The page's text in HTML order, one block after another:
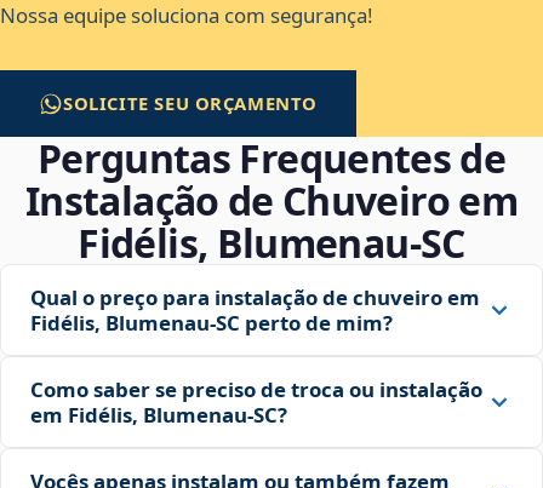
Nossa equipe soluciona com segurança!
SOLICITE SEU ORÇAMENTO
Perguntas Frequentes de
Instalação de Chuveiro em
Fidélis, Blumenau‑SC
Qual o preço para instalação de chuveiro em
Fidélis, Blumenau‑SC perto de mim?
Como saber se preciso de troca ou instalação
em Fidélis, Blumenau‑SC?
Vocês apenas instalam ou também fazem